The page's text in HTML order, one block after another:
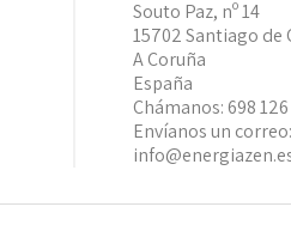
Souto Paz, nº 14
15702 Santiago de
A Coruña
España
Chámanos: 698
Envíanos un correo: